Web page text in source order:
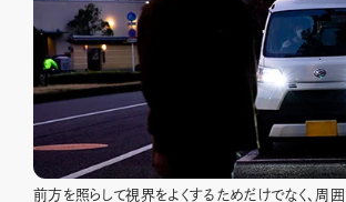
前方を照らして視界をよくするためだけでなく、周